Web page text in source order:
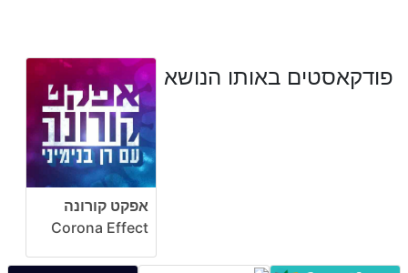
פודקאסטים באותו הנושא
אפקט קורונה
Corona Effect